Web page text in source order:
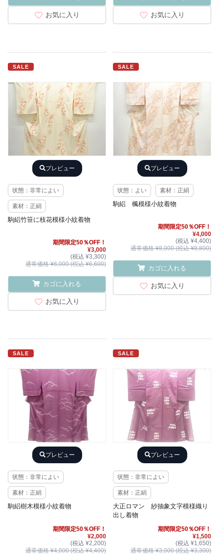
お気に入り お気に入り
SALE
プレビュー
状態：非常によい
素材：正絹
駒絽竹笹に枝花模様小紋着物
期間限定50％OFF！
¥3,000
(税込 ¥3,300)
通常価格 ¥6,000 (税込 ¥6,600)
カゴに入れる
お気に入り
SALE
プレビュー
状態：よい 素材：正絹
駒絽 楓模様小紋着物
期間限定50％OFF！
¥4,000
(税込 ¥4,400)
通常価格 ¥8,000 (税込 ¥8,800)
カゴに入れる
お気に入り
SALE
プレビュー
状態：非常によい
素材：正絹
駒絽樹木模様小紋着物
期間限定50％OFF！
¥2,000
(税込 ¥2,200)
通常価格 ¥4,000 (税込 ¥4,400)
SALE
プレビュー
状態：非常によい
素材：正絹
大正ロマン 紗抽象文字模様織り
出し着物
期間限定50％OFF！
¥1,500
(税込 ¥1,650)
通常価格 ¥3,000 (税込 ¥3,300)